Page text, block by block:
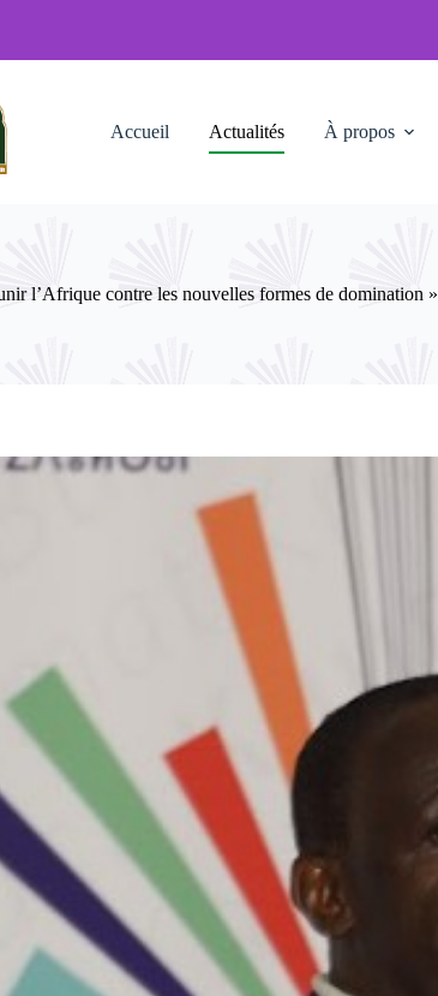
Accueil Actualités À propos
l’Afrique contre les nouvelles formes de domination »